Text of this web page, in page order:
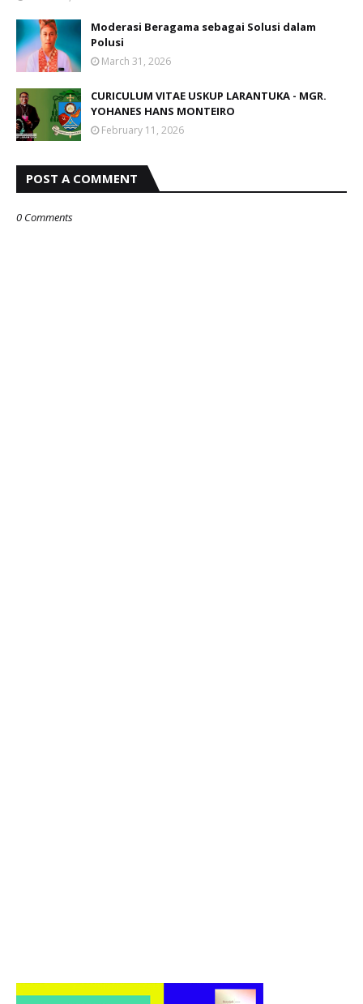
Moderasi Beragama sebagai Solusi dalam
Polusi
March 31, 2026
CURICULUM VITAE USKUP LARANTUKA - MGR.
YOHANES HANS MONTEIRO
February 11, 2026
POST A COMMENT
0 Comments